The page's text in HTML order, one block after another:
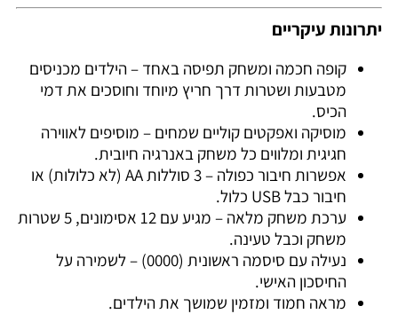
יתרונות עיקריים
קופה חכמה ומשחק תפיסה באחד – הילדים מכניסים
מטבעות ושטרות דרך חריץ מיוחד וחוסכים את דמי
הכיס.
מוסיקה ואפקטים קוליים שמחים – מוסיפים לאווירה
חגיגית ומלווים כל משחק באנרגיה חיובית.
אפשרות חיבור כפולה – 3 סוללות AA (לא כלולות) או
חיבור כבל USB כלול.
ערכת משחק מלאה – מגיע עם 12 אסימונים, 5 שטרות
משחק וכבל טעינה.
נעילה עם סיסמה ראשונית (0000) – לשמירה על
החיסכון האישי.
מראה חמוד ומזמין שמושך את הילדים.